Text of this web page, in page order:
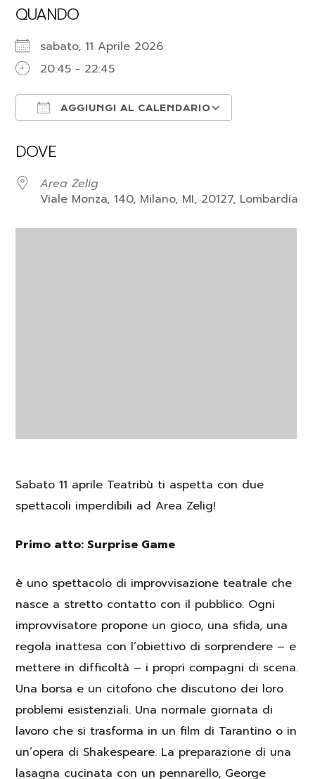
QUANDO
sabato, 11 Aprile 2026
20:45 - 22:45
AGGIUNGI AL CALENDARIO
DOVE
Area Zelig
Viale Monza, 140, Milano, MI, 20127, Lombardia
Sabato 11 aprile Teatribù ti aspetta con due
spettacoli imperdibili ad Area Zelig!
Primo atto: Surprise Game
è uno spettacolo di improvvisazione teatrale che
nasce a stretto contatto con il pubblico. Ogni
improvvisatore propone un gioco, una sfida, una
regola inattesa con l’obiettivo di sorprendere – e
mettere in difficoltà – i propri compagni di scena.
Una borsa e un citofono che discutono dei loro
problemi esistenziali. Una normale giornata di
lavoro che si trasforma in un film di Tarantino o in
un’opera di Shakespeare. La preparazione di una
lasagna cucinata con un pennarello, George